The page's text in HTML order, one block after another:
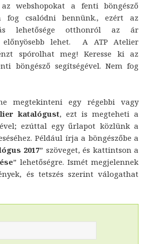
webshopokat a fenti böngésző
fog csalódni bennünk., ezért az
lehetősége otthonról az ár
előnyösebb lehet. A ATP Atelier
spórolhat meg! Keresse ki az
böngésző segítségével. Nem fog
megtekinteni egy régebbi vagy
katalógust, ezt is megteheti a
ezúttal egy űrlapot közlünk a
Például írja a böngészőbe a
2017” szöveget, és kattintson a
” lehetőségre. Ismét megjelennek
és tetszés szerint válogathat